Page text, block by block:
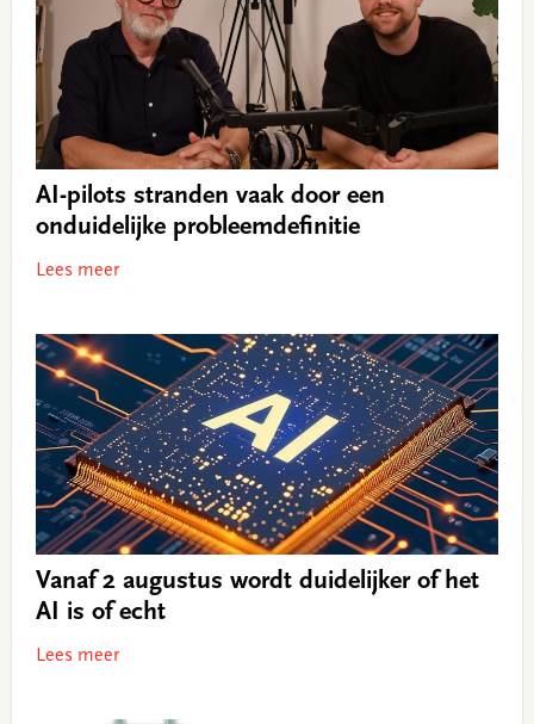
AI-pilots stranden vaak door een
onduidelijke probleemdefinitie
Lees meer
Vanaf 2 augustus wordt duidelijker of het
AI is of echt
Lees meer